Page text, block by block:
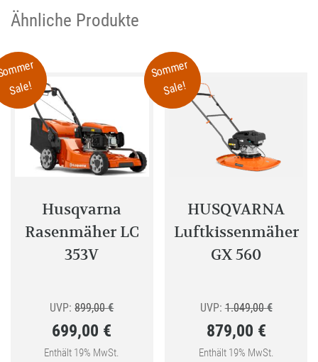
auf.
Optionen
können
Produktseite
gewählt
werden
Ähnliche Produkte
Sale!
Husqvarna
Rasenmäher LC
353V
UVP: 899,00€Ursprünglicher
war:
699,00 €
Aktueller
Enthält 19% MwSt.
Sommer
Sale!
HUSQVARNA
Luftkissenmäher
GX 560
UVP: 1.049,00€
war:
879,00 €
Aktueller
Enthält 19% MwSt.